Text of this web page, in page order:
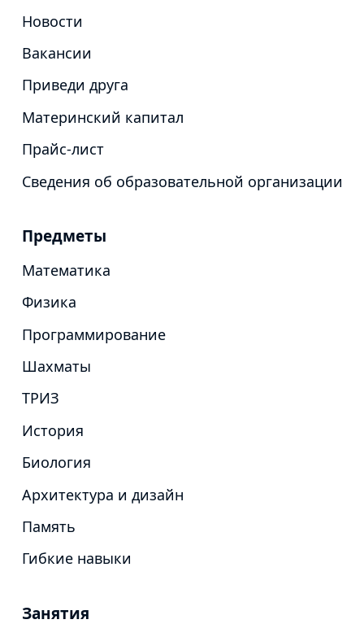
Новости
Вакансии
Приведи друга
Материнский капитал
Прайс-лист
Сведения об образовательной организации
Предметы
Математика
Физика
Программирование
Шахматы
ТРИЗ
История
Биология
Архитектура и дизайн
Память
Гибкие навыки
Занятия